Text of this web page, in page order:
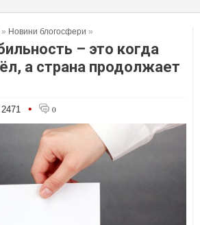
» Новини блогосфери »
– это когда
а страна продолжает
2471 • 0